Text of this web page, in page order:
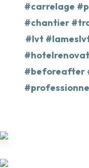
#carrelage
#chantier
#lvt
#beforeafter